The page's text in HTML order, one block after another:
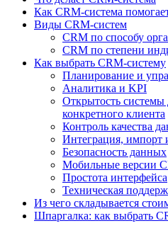
Как CRM-система
Виды CRM-систем
CRM по способу
CRM по степени
Как выбрать CRM-систему
Планирование и
Аналитика и KPI
Открытость
конкретного клиента
Контроль качества
Интеграция, импорт
Безопасность данных
Мобильные версии
Простота интерфейса
Техническая
Из чего складывается
Шпаргалка: как выбрать